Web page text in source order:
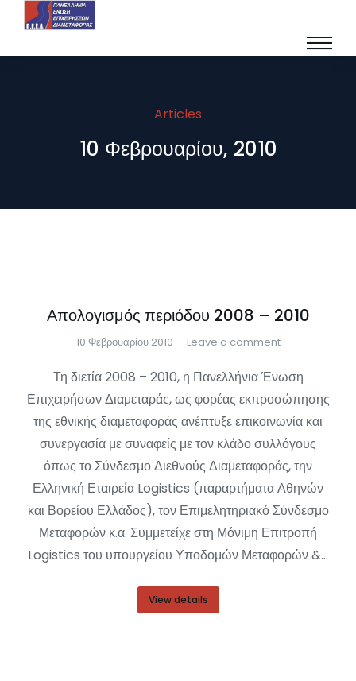
Articles
10 Φεβρουαρίου, 2010
Απολογισμός περιόδου 2008 – 2010
10 Φεβρουαρίου 2010 Leave a comment
Τη διετία 2008 – 2010, η Πανελλήνια Ένωση
Επιχειρήσων Διαμεταράς, ως φορέας εκπροσώπησης
της εθνικής διαμεταφοράς ανέπτυξε επικοινωνία και
συνεργασία με συναφείς με τον κλάδο συλλόγους
όπως το Σύνδεσμο Διεθνούς Διαμεταφοράς, την
Ελληνική Εταιρεία Logistics (παραρτήματα Αθηνών
και Βορείου Ελλάδος), τον Επιμελητηριακό Σύνδεσμο
Μεταφορών κ.α. Συμμετείχε στη Μόνιμη Επιτροπή
Logistics του υπουργείου Υποδομών Μεταφορών &…
View details